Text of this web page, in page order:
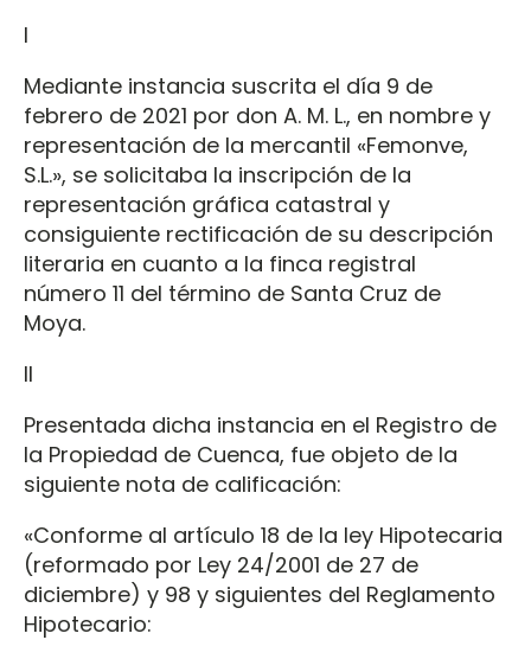
I
Mediante instancia suscrita el día 9 de
febrero de 2021 por don A. M. L., en nombre y
representación de la mercantil «Femonve,
S.L.», se solicitaba la inscripción de la
representación gráfica catastral y
consiguiente rectificación de su descripción
literaria en cuanto a la finca registral
número 11 del término de Santa Cruz de
Moya.
II
Presentada dicha instancia en el Registro de
la Propiedad de Cuenca, fue objeto de la
siguiente nota de calificación:
«Conforme al artículo 18 de la ley Hipotecaria
(reformado por Ley 24/2001 de 27 de
diciembre) y 98 y siguientes del Reglamento
Hipotecario: